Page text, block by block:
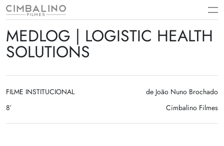
Skip
content
MEDLOG | LOGISTIC HEALTH
SOLUTIONS
FILME INSTITUCIONAL
8′
de João Nuno Brochado
Cimbalino Filmes